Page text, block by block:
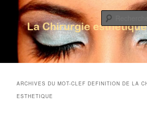
La Chirurgie
ARCHIVES DU MOT-CLEF DEFINITION DE LA
ESTHETIQUE